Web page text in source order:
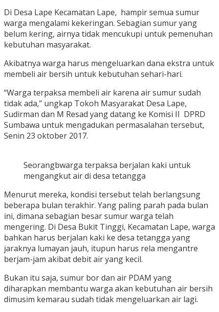
Di Desa Lape Kecamatan Lape, hampir semua sumur
warga mengalami kekeringan. Sebagian sumur yang
belum kering, airnya tidak mencukupi untuk pemenuhan
kebutuhan masyarakat.
Akibatnya warga harus mengeluarkan dana ekstra untuk
membeli air bersih untuk kebutuhan sehari-hari.
“Warga terpaksa membeli air karena air sumur sudah
tidak ada,” ungkap Tokoh Masyarakat Desa Lape,
Sudirman dan M Resad yang datang ke Komisi II DPRD
Sumbawa untuk mengadukan permasalahan tersebut,
Senin 23 oktober 2017.
Seorangbwarga terpaksa berjalan kaki untuk
mengangkut air di desa tetangga
Menurut mereka, kondisi tersebut telah berlangsung
beberapa bulan terakhir. Yang paling parah pada bulan
ini, dimana sebagian besar sumur warga telah
mengering. Di Desa Bukit Tinggi, Kecamatan Lape, warga
bahkan harus berjalan kaki ke desa tetangga yang
jaraknya lumayan jauh, itupun harus rela mengantre
berjam-jam akibat debit air yang kecil.
Bukan itu saja, sumur bor dan air PDAM yang
diharapkan membantu warga akan kebutuhan air bersih
dimusim kemarau sudah tidak mengeluarkan air lagi.